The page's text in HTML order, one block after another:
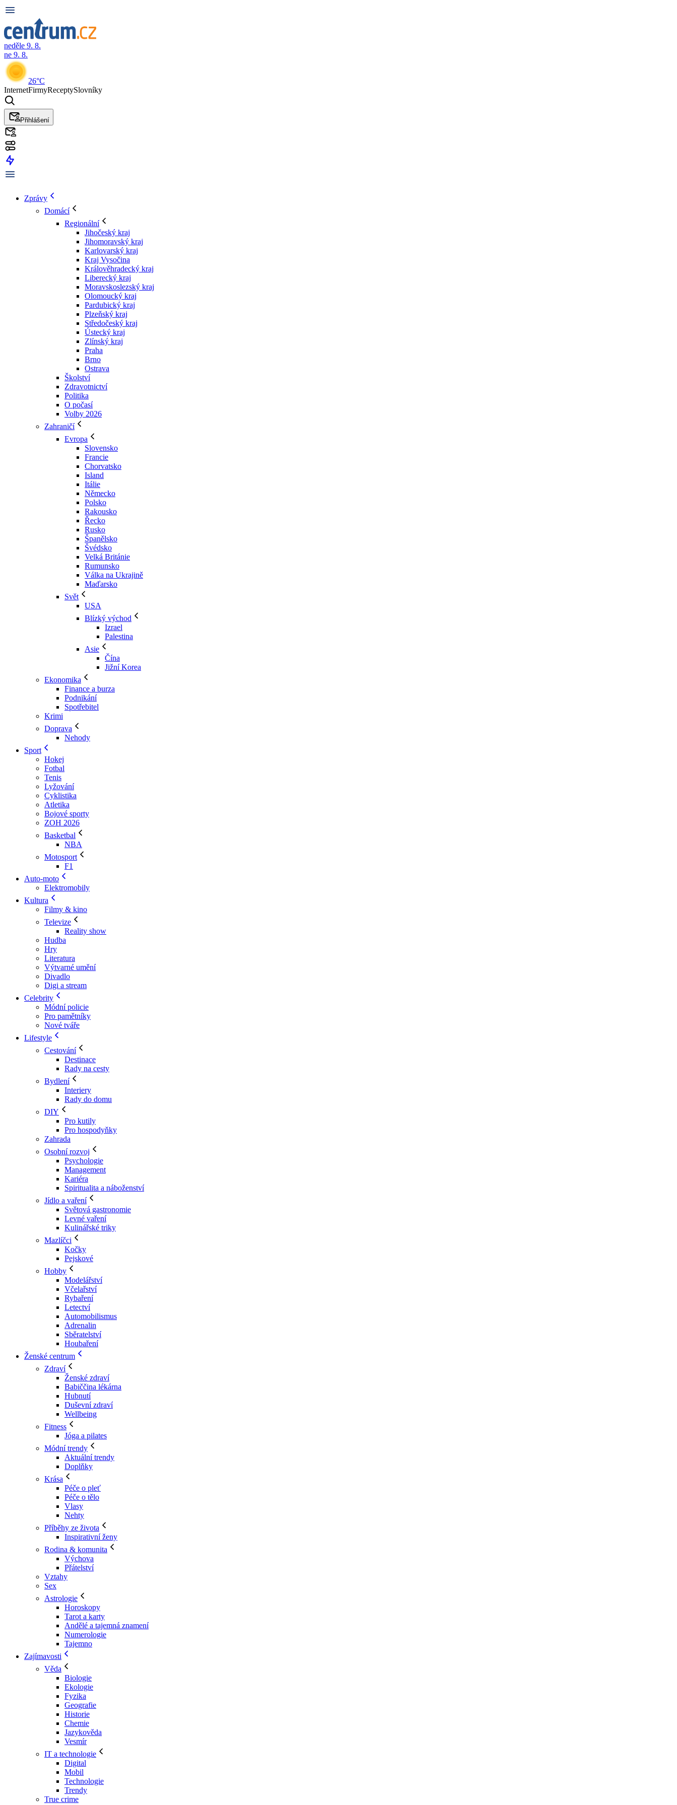
neděle 9. 8.
ne 9. 8.
26°C
InternetFirmyReceptySlovníky
Přihlášení
Zprávy
Domácí
Regionální
Jihočeský kraj
Jihomoravský kraj
Karlovarský kraj
Kraj Vysočina
Králověhradecký kraj
Liberecký kraj
Moravskoslezský kraj
Olomoucký kraj
Pardubický kraj
Plzeňský kraj
Středočeský kraj
Ústecký kraj
Zlínský kraj
Praha
Brno
Ostrava
Školství
Zdravotnictví
Politika
O počasí
Volby 2026
Zahraničí
Evropa
Slovensko
Francie
Chorvatsko
Island
Itálie
Německo
Polsko
Rakousko
Řecko
Rusko
Španělsko
Švédsko
Velká Británie
Rumunsko
Válka na Ukrajině
Maďarsko
Svět
USA
Blízký východ
Izrael
Palestina
Asie
Čína
Jižní Korea
Ekonomika
Finance a burza
Podnikání
Spotřebitel
Krimi
Doprava
Nehody
Sport
Hokej
Fotbal
Tenis
Lyžování
Cyklistika
Atletika
Bojové sporty
ZOH 2026
Basketbal
NBA
Motosport
F1
Auto-moto
Elektromobily
Kultura
Filmy & kino
Televize
Reality show
Hudba
Hry
Literatura
Výtvarné umění
Divadlo
Digi a stream
Celebrity
Módní policie
Pro pamětníky
Nové tváře
Lifestyle
Cestování
Destinace
Rady na cesty
Bydlení
Interiery
Rady do domu
DIY
Pro kutily
Pro hospodyňky
Zahrada
Osobní rozvoj
Psychologie
Management
Kariéra
Spiritualita a náboženství
Jídlo a vaření
Světová gastronomie
Levné vaření
Kulinářské triky
Mazlíčci
Kočky
Pejskové
Hobby
Modelářství
Včelařství
Rybaření
Letectví
Automobilismus
Adrenalin
Sběratelství
Houbaření
Ženské centrum
Zdraví
Ženské zdraví
Babiččina lékárna
Hubnutí
Duševní zdraví
Wellbeing
Fitness
Jóga a pilates
Módní trendy
Aktuální trendy
Doplňky
Krása
Péče o pleť
Péče o tělo
Vlasy
Nehty
Příběhy ze života
Inspirativní ženy
Rodina & komunita
Výchova
Přátelství
Vztahy
Sex
Astrologie
Horoskopy
Tarot a karty
Andělé a tajemná znamení
Numerologie
Tajemno
Zajímavosti
Věda
Biologie
Ekologie
Fyzika
Geografie
Historie
Chemie
Jazykověda
Vesmír
IT a technologie
Digital
Mobil
Technologie
Trendy
True crime